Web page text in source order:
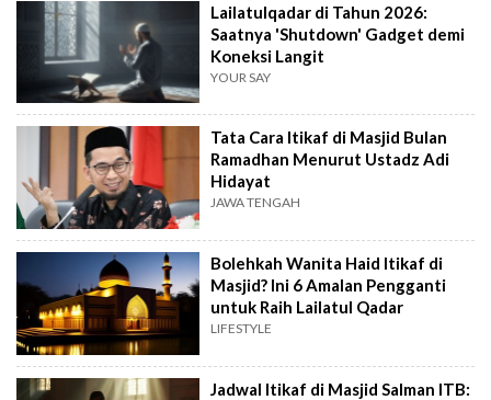
Lailatulqadar di Tahun 2026:
Saatnya 'Shutdown' Gadget demi
Koneksi Langit
YOUR SAY
Tata Cara Itikaf di Masjid Bulan
Ramadhan Menurut Ustadz Adi
Hidayat
JAWA TENGAH
Bolehkah Wanita Haid Itikaf di
Masjid? Ini 6 Amalan Pengganti
untuk Raih Lailatul Qadar
LIFESTYLE
Jadwal Itikaf di Masjid Salman ITB: